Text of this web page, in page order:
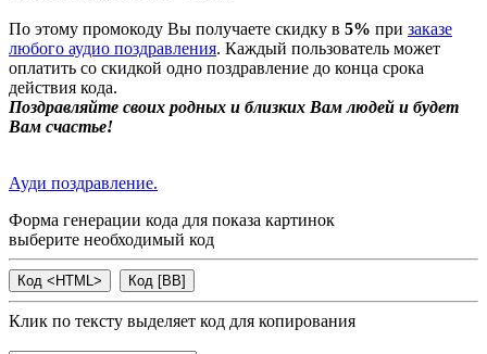
По этому промокоду Вы получаете скидку в 5% при заказе
любого аудио поздравления. Каждый пользователь может
оплатить со скидкой одно поздравление до конца срока
действия кода.
Поздравляйте своих родных и близких Вам людей и будет
Вам счастье!
Ауди поздравление.
Форма генерации кода для показа картинок
выберите необходимый код
Клик по тексту выделяет код для копирования